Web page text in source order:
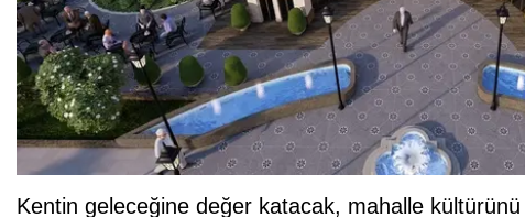
Kentin geleceğine değer katacak, mahalle